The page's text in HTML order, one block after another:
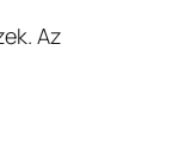
Az